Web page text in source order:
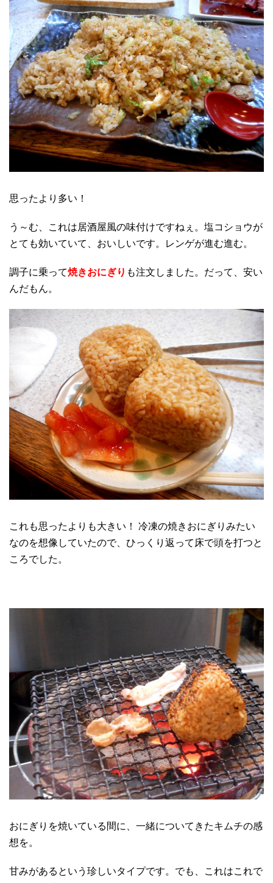
思ったより多い！
う～む、これは居酒屋風の味付けですねぇ。塩コショウが
とても効いていて、おいしいです。レンゲが進む進む。
調子に乗って焼きおにぎり も注文しました。だって、安い
んだもん。
これも思ったよりも大きい！ 冷凍の焼きおにぎりみたい
なのを想像していたので、ひっくり返って床で頭を打つと
ころでした。
おにぎりを焼いている間に、一緒についてきたキムチの感
想を。
甘みがあるという珍しいタイプです。でも、これはこれで